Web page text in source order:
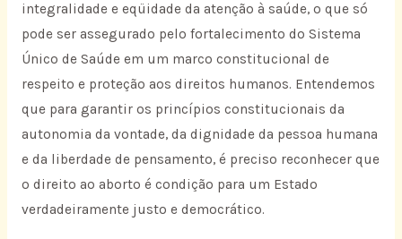
integralidade e eqüidade da atenção à saúde, o que só
pode ser assegurado pelo fortalecimento do Sistema
Único de Saúde em um marco constitucional de
respeito e proteção aos direitos humanos. Entendemos
que para garantir os princípios constitucionais da
autonomia da vontade, da dignidade da pessoa humana
e da liberdade de pensamento, é preciso reconhecer que
o direito ao aborto é condição para um Estado
verdadeiramente justo e democrático.